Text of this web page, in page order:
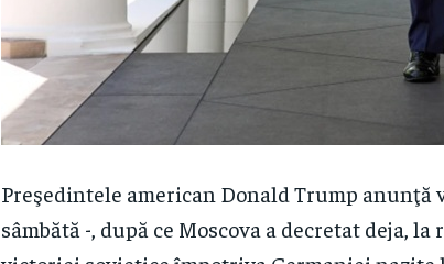
Preşedintele american Donald Trump
sâmbătă -, după ce Moscova a decretat